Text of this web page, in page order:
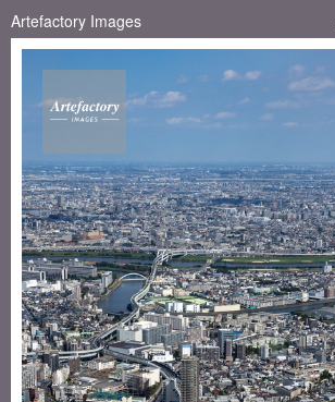
Artefactory Images